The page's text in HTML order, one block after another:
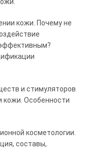
кожи. Почему не
и стимуляторов
кожи. Особенности
косметологии.
составы,